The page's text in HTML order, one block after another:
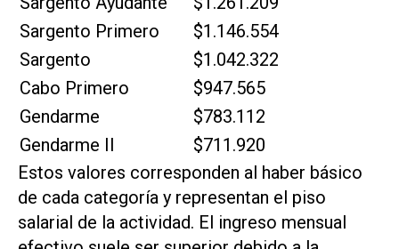
Sargento Primero
$1.146.554
Sargento
$1.042.322
Cabo Primero
$947.565
Gendarme
$783.112
Gendarme II
$711.920
Estos valores corresponden al haber básico
de cada categoría y representan el piso
salarial de la actividad. El ingreso mensual